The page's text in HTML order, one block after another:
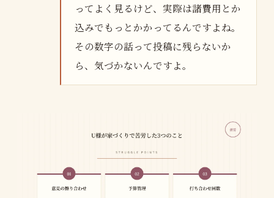
ってよく見るけど、実際は諸費用とか
込みでもっとかかってるんですよね。
その数字の話って投稿に残らないか
ら、気づかないんですよ。